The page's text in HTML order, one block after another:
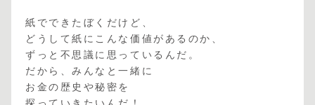
紙でできたぼくだけど、
どうして紙にこんな価値があるのか、
ずっと不思議に思っているんだ。
だから、みんなと一緒に
お金の歴史や秘密を
探っていきたいんだ！